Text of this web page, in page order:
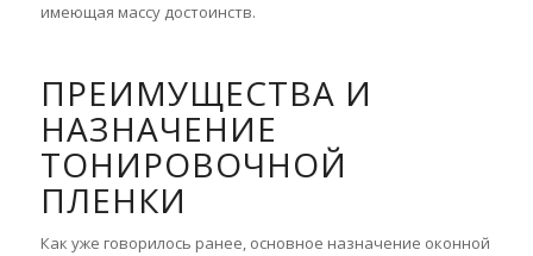
имеющая массу достоинств.
ПРЕИМУЩЕСТВА И
НАЗНАЧЕНИЕ
ТОНИРОВОЧНОЙ
ПЛЕНКИ
Как уже говорилось ранее, основное назначение оконной